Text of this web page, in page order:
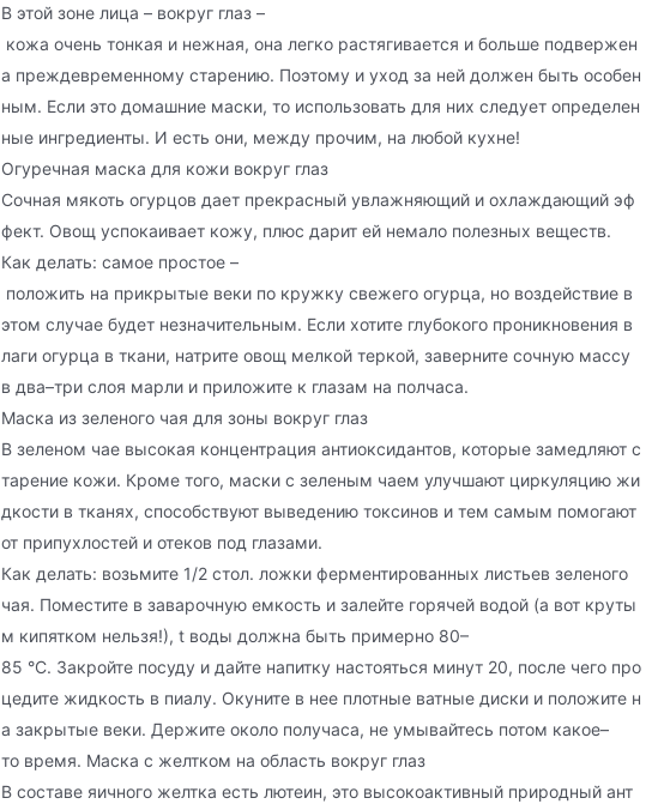
В этой зоне лица – вокруг глаз –
кожа очень тонкая и нежная, она легко растягивается и больше подвержен
а преждевременному старению. Поэтому и уход за ней должен быть особен
ным. Если это домашние маски, то использовать для них следует определен
ные ингредиенты. И есть они, между прочим, на любой кухне!
Огуречная маска для кожи вокруг глаз
Сочная мякоть огурцов дает прекрасный увлажняющий и охлаждающий эф
фект. Овощ успокаивает кожу, плюс дарит ей немало полезных веществ.
Как делать: самое простое –
положить на прикрытые веки по кружку свежего огурца, но воздействие в
этом случае будет незначительным. Если хотите глубокого проникновения в
лаги огурца в ткани, натрите овощ мелкой теркой, заверните сочную массу
в два–три слоя марли и приложите к глазам на полчаса.
Маска из зеленого чая для зоны вокруг глаз
В зеленом чае высокая концентрация антиоксидантов, которые замедляют с
тарение кожи. Кроме того, маски с зеленым чаем улучшают циркуляцию жи
дкости в тканях, способствуют выведению токсинов и тем самым помогают
от припухлостей и отеков под глазами.
Как делать: возьмите 1/2 стол. ложки ферментированных листьев зеленого
чая. Поместите в заварочную емкость и залейте горячей водой (а вот круты
м кипятком нельзя!), t воды должна быть примерно 80–
85 °С. Закройте посуду и дайте напитку настояться минут 20, после чего про
цедите жидкость в пиалу. Окуните в нее плотные ватные диски и положите н
а закрытые веки. Держите около получаса, не умывайтесь потом какое–
то время. Маска с желтком на область вокруг глаз
В составе яичного желтка есть лютеин, это высокоактивный природный ант